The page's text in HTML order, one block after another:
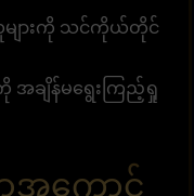
ေယူများကို သင်ကိုယ်တိုင်
ကို အချိန်မရွေးကြည့်ရှု
ာအကောင့်